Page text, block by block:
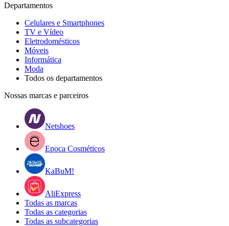
Departamentos
Celulares e Smartphones
TV e Vídeo
Eletrodomésticos
Móveis
Informática
Moda
Todos os departamentos
Nossas marcas e parceiros
Netshoes
Epoca Cosméticos
KaBuM!
AliExpress
Todas as marcas
Todas as categorias
Todas as subcategorias